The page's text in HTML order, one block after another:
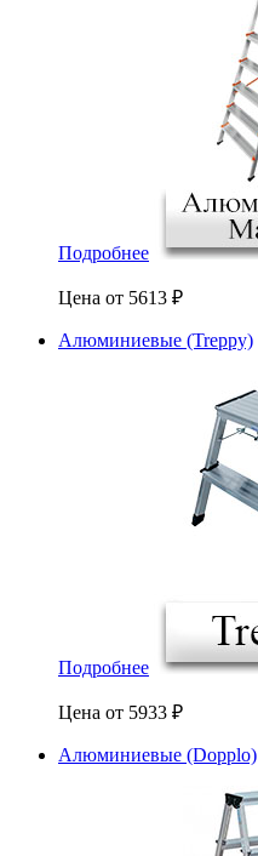
Подробнее
Цена от 5613 ₽
Алюминиевые (Treppy)
Подробнее
Цена от 5933 ₽
Алюминиевые (Dopplo)